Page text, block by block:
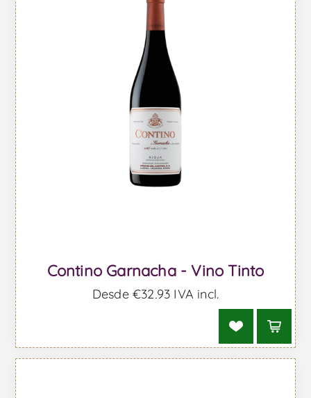
Contino Garnacha - Vino Tinto
Desde €32,93 IVA incl.